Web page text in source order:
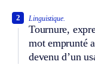
Linguistique.
Tournure,
mot emprunté
devenu d’un
2